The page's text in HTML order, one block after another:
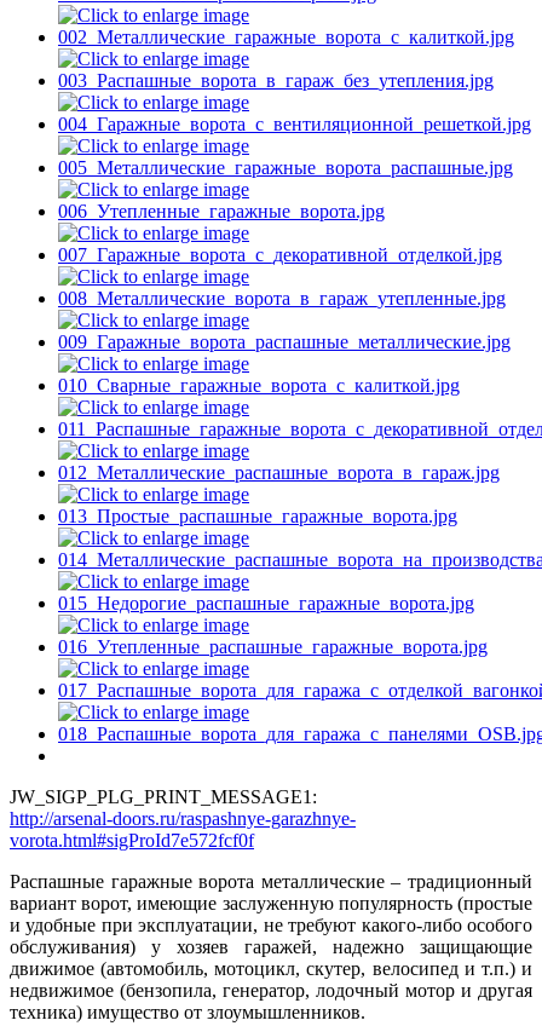
JW_SIGP_PLG_PRINT_MESSAGE1:
http://arsenal-doors.ru/raspashnye-garazhnye-
vorota.html#sigProId7e572fcf0f
Распашные гаражные ворота металлические – традиционный
вариант ворот, имеющие заслуженную популярность (простые
и удобные при эксплуатации, не требуют какого-либо особого
обслуживания) у хозяев гаражей, надежно защищающие
движимое (автомобиль, мотоцикл, скутер, велосипед и т.п.) и
недвижимое (бензопила, генератор, лодочный мотор и другая
техника) имущество от злоумышленников.